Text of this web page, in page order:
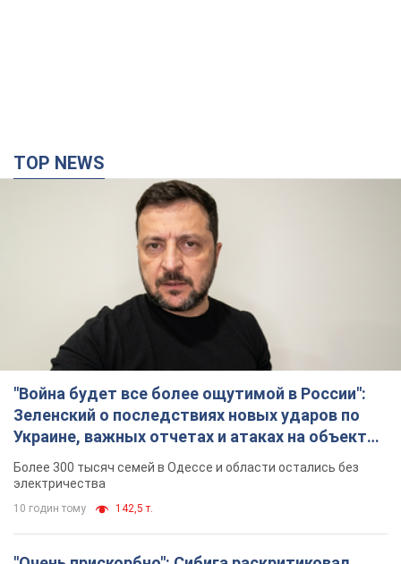
TOP NEWS
"Война будет все более ощутимой в России":
Зеленский о последствиях новых ударов по
Украине, важных отчетах и атаках на объекты
противника. Видео
Более 300 тысяч семей в Одессе и области остались без
электричества
10 годин тому 142,5 т.